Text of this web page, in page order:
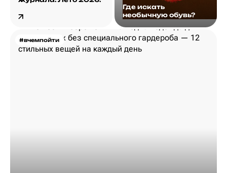
Где искать
необычную обувь?
#вчемпойти